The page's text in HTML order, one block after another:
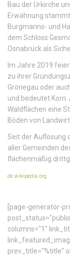
Bau der Urkirche
Erwähnung
Burgmanns- und
dem Schloss
Osnabrück als
Im Jahre 2019
zu ihrer
Grönegau oder
und bedeutet
Waldflächen eine
Böden von
Seit der Auflösung
aller Gemeinden
flächenmäßig
de.wikipedia.org
[page-generator-
columns="1"
prev_title="%title"